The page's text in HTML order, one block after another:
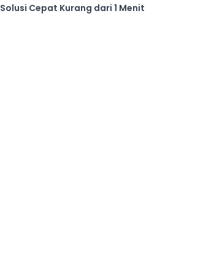
Solusi Cepat Kurang dari 1 Menit